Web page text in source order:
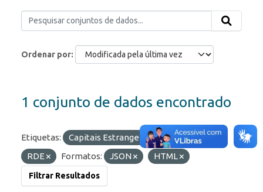
Ordenar por
1 conjunto de dados encontrado
Etiquetas: Capitais Estrangeiros
Portfólio
RDE
Formatos: JSON HTML
Filtrar Resultados